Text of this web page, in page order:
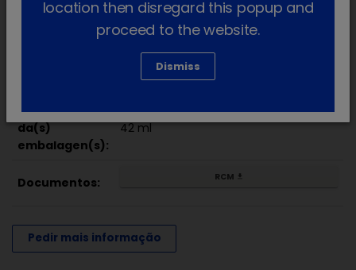
tricúspide) ou cardiomiopatia dilatada.
Pimobendan
Tamanho
da(s)
embalagen(s):
42 ml
Documentos: RCM get_app
Pedir mais informação
location then disregard this popup and
proceed to the website.
Dismiss